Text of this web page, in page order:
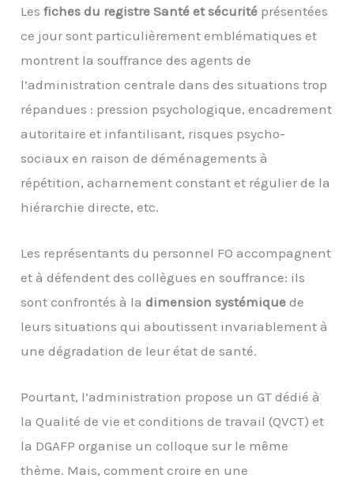
Lesfiches du registre Santé et sécurité présentées
ce jour sont particulièrement emblématiques et
montrent la souffrance des agents de
l’administration centrale dans des situations trop
répandues : pression psychologique, encadrement
autoritaire et infantilisant, risques psycho-
sociaux en raison de déménagements à
répétition, acharnement constant et régulier de la
hiérarchie directe, etc.
Les représentants du personnel FO accompagnent
et à défendent des collègues en souffrance: ils
sont confrontés à ladimension systémique de
leurs situations qui aboutissent invariablement à
une dégradation de leur état de santé.
Pourtant, l’administration propose un GT dédié à
la Qualité de vie et conditions de travail (QVCT) et
la DGAFP organise un colloque sur le même
thème. Mais, comment croire en une